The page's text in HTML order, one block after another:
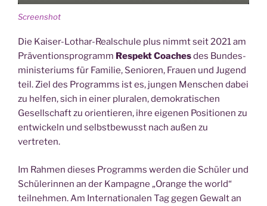
Screen­shot
Die Kai­ser-Lothar-Real­schu­le plus nimmt seit 2021 am
Prä­ven­ti­ons­pro­gramm Respekt Coa­chesdes Bun­des­
mi­nis­te­ri­ums für Fami­lie, Senio­ren, Frau­en und Jugend
teil. Ziel des Pro­gramms ist es, jun­gen Men­schen dabei
zu hel­fen, sich in einer plu­ra­len, demo­kra­ti­schen
Gesell­schaft zu ori­en­tie­ren, ihre eige­nen Posi­tio­nen zu
ent­wi­ckeln und selbst­be­wusst nach außen zu
vertreten.
Im Rah­men die­ses Pro­gramms wer­den die Schü­ler und
Schü­le­rin­nen an der Kam­pa­gne „Oran­ge the world“
teil­neh­men. Am Inter­na­tio­na­len Tag gegen Gewalt an